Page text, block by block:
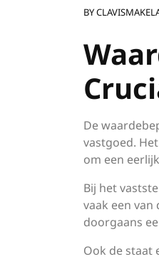
BY
De
vastgoed.
om een
Bij het
vaak een
doorgaans
Ook de staat